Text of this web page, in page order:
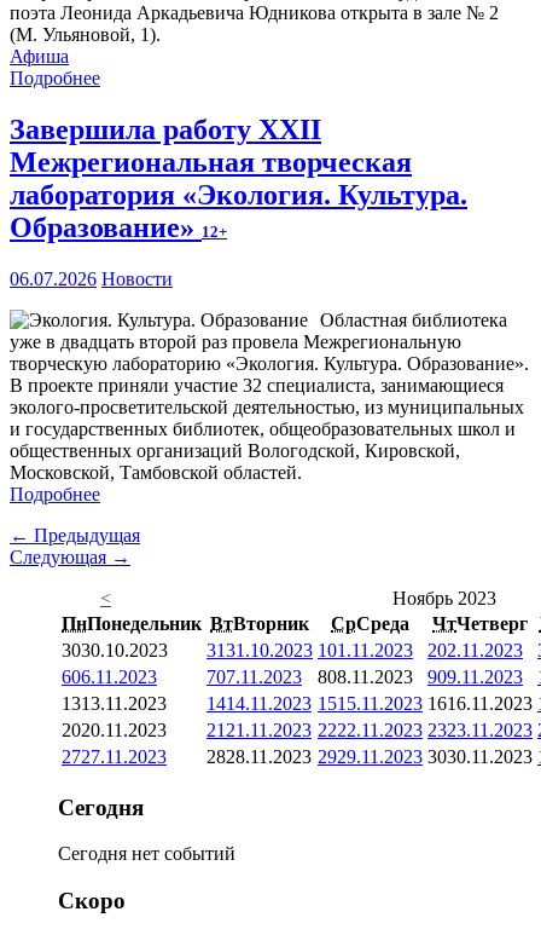
поэта Леонида Аркадьевича Юдникова открыта в зале № 2
(М. Ульяновой, 1).
Афиша
Подробнее
Завершила работу XXII
Межрегиональная творческая
лаборатория «Экология. Культура.
Образование» 12+
06.07.2026 Новости
Областная библиотека
уже в двадцать второй раз провела Межрегиональную
творческую лабораторию «Экология. Культура. Образование».
В проекте приняли участие 32 специалиста, занимающиеся
эколого-просветительской деятельностью, из муниципальных
и государственных библиотек, общеобразовательных школ и
общественных организаций Вологодской, Кировской,
Московской, Тамбовской областей.
Подробнее
← Предыдущая
Следующая →
<
Ноябрь 2023
ПнПонедельник ВтВторник СрСреда ЧтЧетверг
3030.10.2023 3131.10.2023 101.11.2023 202.11.2023
606.11.2023 707.11.2023 808.11.2023 909.11.2023
1313.11.2023 1414.11.2023 1515.11.2023 1616.11.2023
2020.11.2023 21 21.11.2023 2222.11.2023 2323.11.2023
2727.11.2023 2828.11.2023 2929.11.2023 3030.11.2023
Сегодня
Сегодня нет событий
Скоро